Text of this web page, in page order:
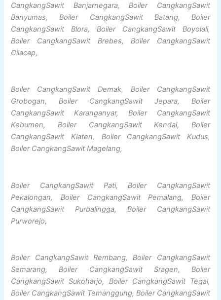
CangkangSawit Banjarnegara, Boiler CangkangSawit
Banyumas, Boiler CangkangSawit Batang, Boiler
CangkangSawit Blora, Boiler CangkangSawit Boyolali,
Boiler CangkangSawit Brebes, Boiler CangkangSawit
Cilacap,
Boiler CangkangSawit Demak, Boiler CangkangSawit
Grobogan, Boiler CangkangSawit Jepara, Boiler
CangkangSawit Karanganyar, Boiler CangkangSawit
Kebumen, Boiler CangkangSawit Kendal, Boiler
CangkangSawit Klaten, Boiler CangkangSawit Kudus,
Boiler CangkangSawit Magelang,
Boiler CangkangSawit Pati, Boiler CangkangSawit
Pekalongan, Boiler CangkangSawit Pemalang, Boiler
CangkangSawit Purbalingga, Boiler CangkangSawit
Purworejo,
Boiler CangkangSawit Rembang, Boiler CangkangSawit
Semarang, Boiler CangkangSawit Sragen, Boiler
CangkangSawit Sukoharjo, Boiler CangkangSawit Tegal,
Boiler CangkangSawit Temanggung, Boiler CangkangSawit